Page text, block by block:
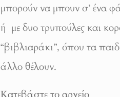
μπορούν να μπουν σ’ ένα
ή με δυο τρυπούλες και
“βιβλιαράκι”, όπου τα
άλλο θέλουν.